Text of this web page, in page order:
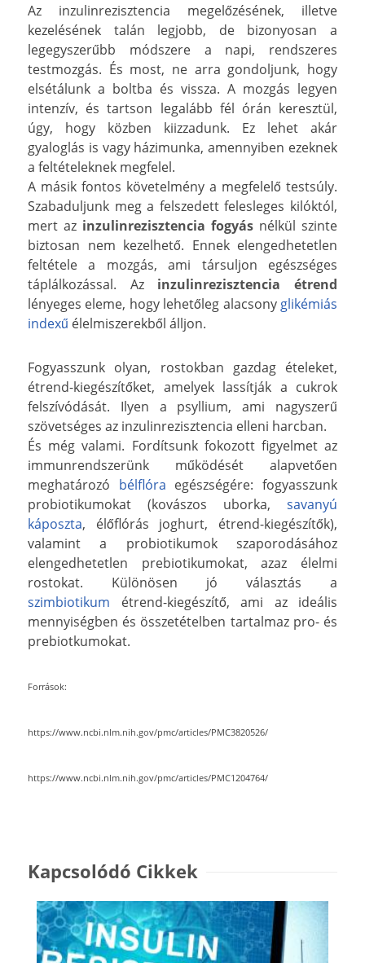
Az inzulinrezisztencia megelőzésének, illetve
kezelésének talán legjobb, de bizonyosan a
legegyszerűbb módszere a napi, rendszeres
testmozgás. És most, ne arra gondoljunk, hogy
elsétálunk a boltba és vissza. A mozgás legyen
intenzív, és tartson legalább fél órán keresztül,
úgy, hogy közben kiizzadunk. Ez lehet akár
gyaloglás is vagy házimunka, amennyiben ezeknek
a feltételeknek megfelel.
A másik fontos követelmény a megfelelő testsúly.
Szabaduljunk meg a felszedett felesleges kilóktól,
mert az inzulinrezisztencia fogyás nélkül szinte
biztosan nem kezelhető. Ennek elengedhetetlen
feltétele a mozgás, ami társuljon egészséges
táplálkozással. Az inzulinrezisztencia étrend
lényeges eleme, hogy lehetőleg alacsony glikémiás
indexű élelmiszerekből álljon.
Fogyasszunk olyan, rostokban gazdag ételeket,
étrend-kiegészítőket, amelyek lassítják a cukrok
felszívódását. Ilyen a psyllium, ami nagyszerű
szövetséges az inzulinrezisztencia elleni harcban.
És még valami. Fordítsunk fokozott figyelmet az
immunrendszerünk működését alapvetően
meghatározó bélflóra egészségére: fogyasszunk
probiotikumokat (kovászos uborka, savanyú
káposzta, élőflórás joghurt, étrend-kiegészítők),
valamint a probiotikumok szaporodásához
elengedhetetlen prebiotikumokat, azaz élelmi
rostokat. Különösen jó választás a
szimbiotikum étrend-kiegészítő, ami az ideális
mennyiségben és összetételben tartalmaz pro- és
prebiotkumokat.
Források:
https://www.ncbi.nlm.nih.gov/pmc/articles/PMC3820526/
https://www.ncbi.nlm.nih.gov/pmc/articles/PMC1204764/
Kapcsolódó Cikkek